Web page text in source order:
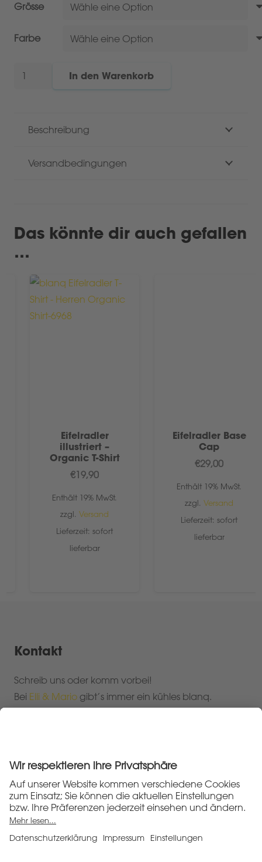
Grösse
Farbe
blanq
Shirt
In den Warenkorb
Beschreibung
Versandbedingungen
Das könnte dir auch gefallen
…
Eifelradler
illustriert –
Organic T-Shirt
19,90
Enthält 19% MwSt.
zzgl.Versand
Lieferzeit: sofort
lieferbar
Eifelradler Base
Cap
29,00
Enthält 19% MwSt.
zzgl.Versand
Lieferzeit: sofort
lieferbar
Kontakt
Schreib uns oder komm vorbei!
Bei Elli & Mario gibt’s immer ein kühles blanq.
Johannesstr. 5
53945 Blankenheim/Ahr
Impressum
Datenschutzerklärung
Allgemeine Geschäftsbedingungen